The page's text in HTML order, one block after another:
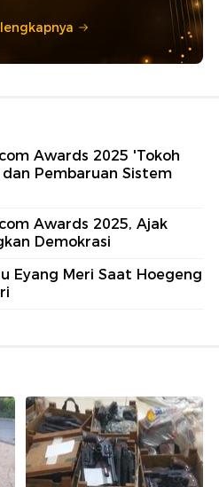
Awards 2025 'Tokoh
Pembaruan Sistem
Awards 2025, Ajak
Demokrasi
Eyang Meri Saat Hoegeng